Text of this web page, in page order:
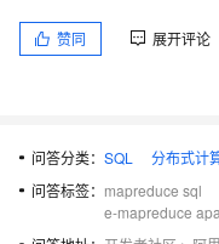
赞同 展开评论
问答分类： SQL 分布式计
问答标签： mapreduce sql
e-mapreduce